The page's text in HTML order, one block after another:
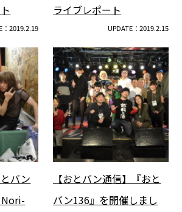
：2019.2.19
ライブレポート
UPDATE：2019.2.15
バン
【おとバン通信】『おと
バン136』を開催しまし